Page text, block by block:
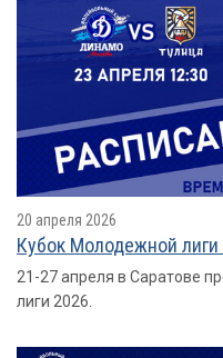
20 апреля 2026
Кубок Молодежной лиги
21-27 апреля в Саратове
лиги 2026.